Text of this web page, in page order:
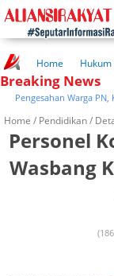
Home
Kuliner Rakyat
Pendidikan
Breaking News
Pengesahan Warga PN,
Home / Pendidikan/
Personel
Wasbang